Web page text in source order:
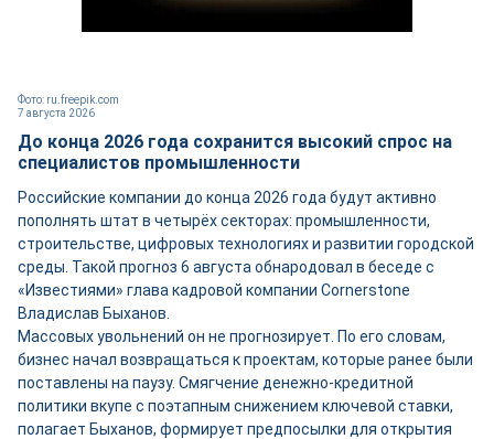
7 августа 2026
Фото: ru.freepik.com
До конца 2026 года сохранится высокий спрос на
специалистов промышленности
Российские компании до конца 2026 года будут активно
пополнять штат в четырёх секторах: промышленности,
строительстве, цифровых технологиях и развитии городской
среды. Такой прогноз 6 августа обнародовал в беседе с
«Известиями» глава кадровой компании Cornerstone
Владислав Быханов.
Массовых увольнений он не прогнозирует. По его словам,
бизнес начал возвращаться к проектам, которые ранее были
поставлены на паузу. Смягчение денежно-кредитной
политики вкупе с поэтапным снижением ключевой ставки,
полагает Быханов, формирует предпосылки для открытия